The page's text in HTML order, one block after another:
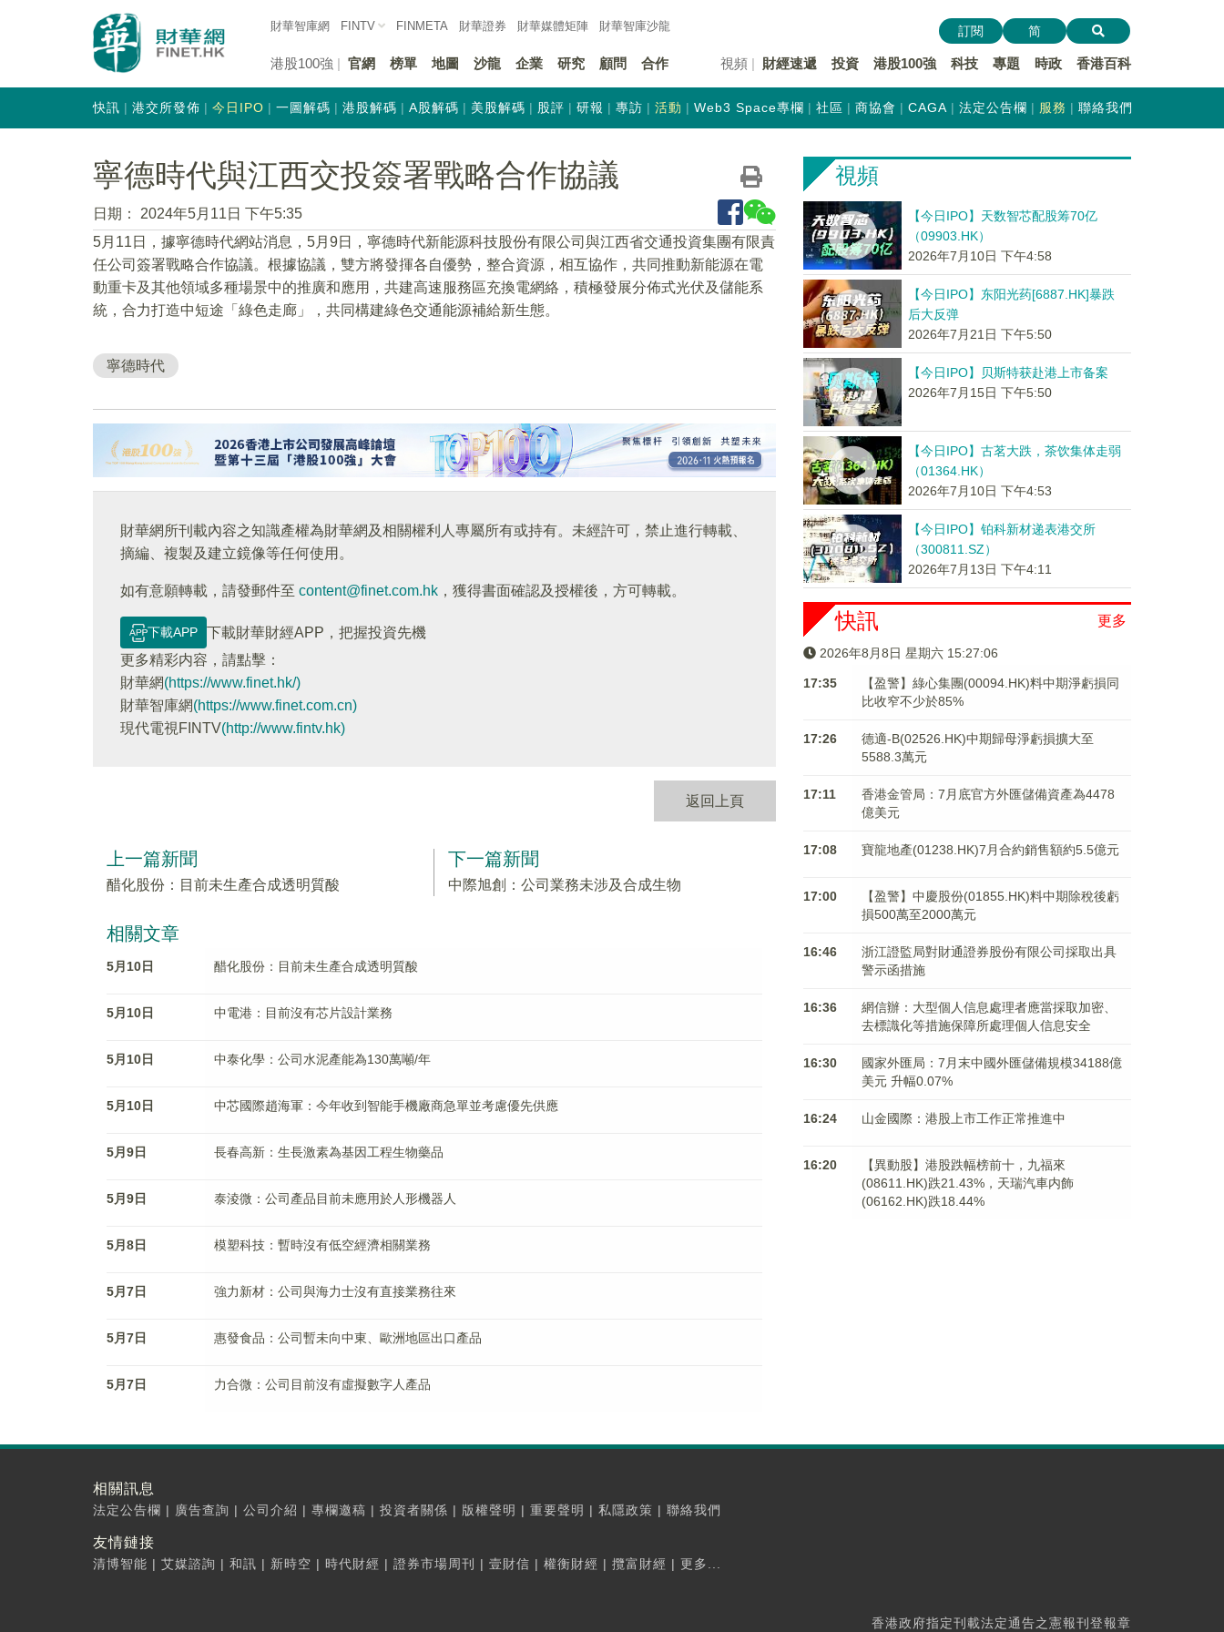
財華智庫網 FINTV FINMETA 財華證券 財華媒體矩陣 財華智庫沙龍
港股100強 官網 榜單 地圖 沙龍 企業 研究 顧問 合作 視頻 財經速遞 投資 港股100強 科技 專題 時政 香港百科
訂閱 简
快訊 港交所發佈 今日IPO 一圖解碼 港股解碼 A股解碼 美股解碼 股評 研報 專訪 活動 Web3 Space專欄 社區 商協會 CAGA 法定公告欄 服務 聯絡我們
寧德時代與江西交投簽署戰略合作協議
日期：
2024年5月11日 下午5:35
5月11日，據寧德時代網站消息，5月9日，寧德時代新能源科技股份有限公司與江西省交通投資集團有限責
任公司簽署戰略合作協議。根據協議，雙方將發揮各自優勢，整合資源，相互協作，共同推動新能源在電
動重卡及其他領域多種場景中的推廣和應用，共建高速服務區充換電網絡，積極發展分佈式光伏及儲能系
統，合力打造中短途「綠色走廊」，共同構建綠色交通能源補給新生態。
寧德時代
財華網所刊載內容之知識產權為財華網及相關權利人專屬所有或持有。未經許可，禁止進行轉載、
摘編、複製及建立鏡像等任何使用。
如有意願轉載，請發郵件至 content@finet.com.hk ，獲得書面確認及授權後，方可轉載。
下載APP
下載財華財經APP，把握投資先機
更多精彩内容，請點擊：
財華網(https://www.finet.hk/)
財華智庫網(https://www.finet.com.cn)
現代電視FINTV(http://www.fintv.hk)
返回上頁
上一篇新聞
醋化股份：目前未生產合成透明質酸
下一篇新聞
中際旭創：公司業務未涉及合成生物
相關文章
5月10日 醋化股份：目前未生產合成透明質酸
5月10日 中電港：目前沒有芯片設計業務
5月10日 中泰化學：公司水泥產能為130萬噸/年
5月10日 中芯國際趙海軍：今年收到智能手機廠商急單並考慮優先供應
5月9日 長春高新：生長激素為基因工程生物藥品
5月9日 泰淩微：公司產品目前未應用於人形機器人
5月8日 模塑科技：暫時沒有低空經濟相關業務
5月7日 強力新材：公司與海力士沒有直接業務往來
5月7日 惠發食品：公司暫未向中東、歐洲地區出口產品
5月7日 力合微：公司目前沒有虛擬數字人產品
視頻
【今日IPO】天数智芯配股筹70亿
（09903.HK）
2026年7月10日 下午4:58
【今日IPO】东阳光药[6887.HK]暴跌
后大反弹
2026年7月21日 下午5:50
【今日IPO】贝斯特获赴港上市备案
2026年7月15日 下午5:50
【今日IPO】古茗大跌，茶饮集体走弱
（01364.HK）
2026年7月10日 下午4:53
【今日IPO】铂科新材递表港交所
（300811.SZ）
2026年7月13日 下午4:11
更多
快訊
2026年8月8日 星期六 15:27:07
17:35
【盈警】綠心集團(00094.HK)料中期淨虧損同
比收窄不少於85%
17:26
德適-B(02526.HK)中期歸母淨虧損擴大至
5588.3萬元
17:11
香港金管局：7月底官方外匯儲備資產為4478
億美元
17:08 寶龍地產(01238.HK)7月合約銷售額約5.5億元
17:00
【盈警】中慶股份(01855.HK)料中期除稅後虧
損500萬至2000萬元
16:46
浙江證監局對財通證券股份有限公司採取出具
警示函措施
16:36
網信辦：大型個人信息處理者應當採取加密、
去標識化等措施保障所處理個人信息安全
16:30
國家外匯局：7月末中國外匯儲備規模34188億
美元 升幅0.07%
16:24 山金國際：港股上市工作正常推進中
16:20
【異動股】港股跌幅榜前十，九福來
(08611.HK)跌21.43%，天瑞汽車内飾
(06162.HK)跌18.44%
相關訊息
法定公告欄 | 廣告查詢 | 公司介紹 | 專欄邀稿 | 投資者關係 | 版權聲明 | 重要聲明 | 私隱政策 | 聯絡我們
友情鏈接
清博智能 | 艾媒諮詢 | 和訊 | 新時空 | 時代財經 | 證券市場周刊 | 壹財信 | 權衡財經 | 攬富財經 | 更多...
香港政府指定刊載法定通告之憲報刊登報章